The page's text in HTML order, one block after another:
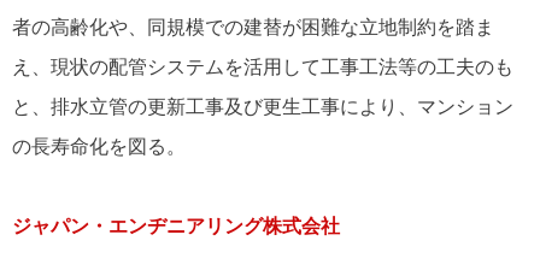
者の高齢化や、同規模での建替が困難な立地制約を踏ま
え、現状の配管システムを活用して工事工法等の工夫のも
と、排水立管の更新工事及び更生工事により、マンション
の長寿命化を図る。
ジャパン・エンヂニアリング株式会社